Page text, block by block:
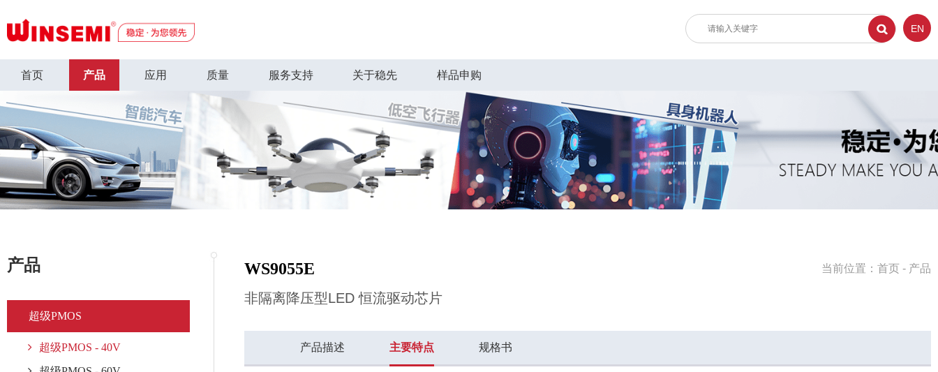
EN
首页 产品 应用 质量 服务支持 关于稳先 样品申购
产品
超级PMOS
超级PMOS - 40V
WS9055E 当前位置： 首页 - 产品
非隔离降压型LED 恒流驱动芯片
产品描述 主要特点 规格书